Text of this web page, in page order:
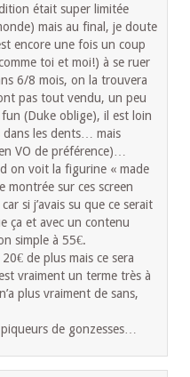
était super limitée
mais au final, je doute
encore une fois un coup
toi et moi!) à se ruer
6/8 mois, on la trouvera
pas tout vendu, un peu
(Duke oblige), il est loin
dans les dents… mais
VO de préférence)…
on voit la figurine « made
montrée sur ces screen
si j’avais su que ce serait
ça et avec un contenu
simple à 55€.
de plus mais ce sera
vraiment un terme très à
plus vraiment de sans,
de gonzesses…